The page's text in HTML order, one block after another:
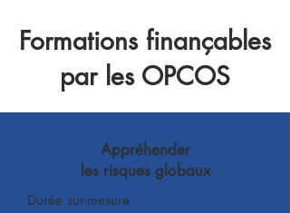
Formations finançables
par les OPCOS
Appréhender
les risques globaux
Durée sur-mesure